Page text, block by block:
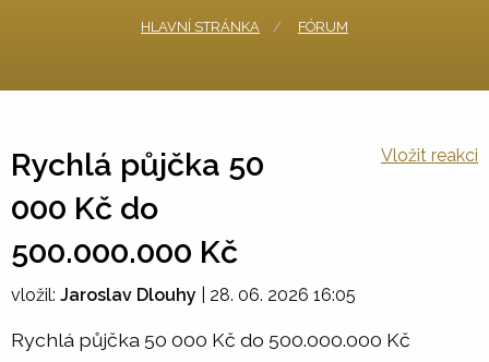
HLAVNÍ STRÁNKA FÓRUM
Rychlá půjčka 50
000 Kč do
500.000.000 Kč
Vložit reakci
vložil: Jaroslav Dlouhy 28. 06. 2026 16:05
Rychlá půjčka 50 000 Kč do 500.000.000 Kč